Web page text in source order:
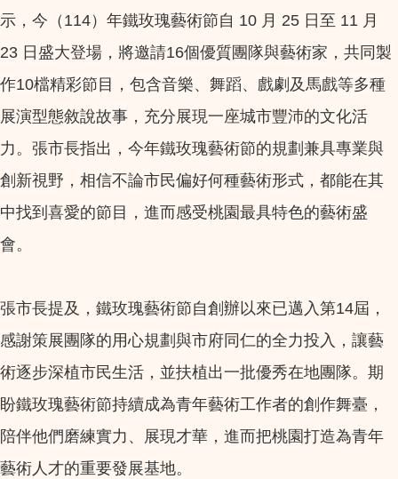
示，今（114）年鐵玫瑰藝術節自 10 月 25 日至 11 月
23 日盛大登場，將邀請16個優質團隊與藝術家，共同製
作10檔精彩節目，包含音樂、舞蹈、戲劇及馬戲等多種
展演型態敘說故事，充分展現一座城市豐沛的文化活
力。張市長指出，今年鐵玫瑰藝術節的規劃兼具專業與
創新視野，相信不論市民偏好何種藝術形式，都能在其
中找到喜愛的節目，進而感受桃園最具特色的藝術盛
會。
張市長提及，鐵玫瑰藝術節自創辦以來已邁入第14屆，
感謝策展團隊的用心規劃與市府同仁的全力投入，讓藝
術逐步深植市民生活，並扶植出一批優秀在地團隊。期
盼鐵玫瑰藝術節持續成為青年藝術工作者的創作舞臺，
陪伴他們磨練實力、展現才華，進而把桃園打造為青年
藝術人才的重要發展基地。